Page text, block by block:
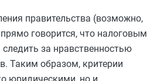
правительства (возможно,
говорится, что налоговым
за нравственностью
Таким образом, критерии
юридическими, но и